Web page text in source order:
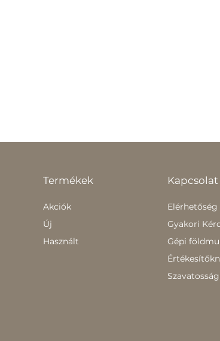
Termékek
Akciók
Új
Használt
Kapcsolat
Elérhetőség
Gyakori
Gépi